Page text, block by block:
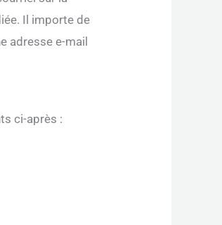
Il importe de
adresse e-mail
ci-après :